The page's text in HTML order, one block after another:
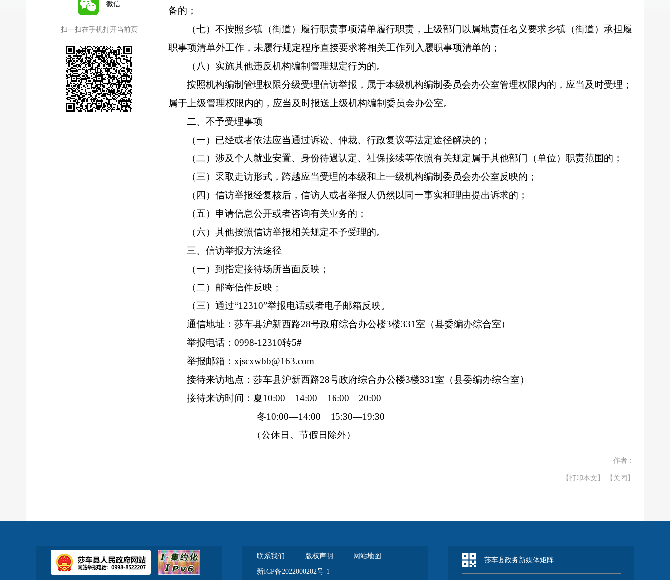
微信
扫一扫在手机打开当前页
备的；
（七）不按照 乡镇（街道）履行职责事项清单履行职责，上级部门以属地责任名义要求乡镇（街道）承担履
职事项清单外工作，未履行规定程序直接要求将相关工作列入履职事项清单的；
（八）实施其他违反机构编制管理规定行为的。
按照机构编制管理权限分级受理信访举报，属于本级机构编制委员会办公室管理权限内的，应当及时受理；
属于上级管理权限内的，应当及时报送上级机构编制委员会办公室。
二、不予受理事项
（一）已经或者依法应当通过诉讼、仲裁、行政复议等法定途径解决的；
（二）涉及个人就业安置、身份待遇认定、社保接续等依照有关规定属于其他部门（单位）职责范围的；
（三）采取走访形式，跨越应当受理的本级和上一级机构编制委员会办公室反映的；
（四）信访举报经复核后，信访人或者举报人仍然以同一事实和理由提出诉求的；
（五）申请信息公开或者咨询有关业务的；
（六）其他按照信访举报相关规定不予受理的。
三、信访举报方法途径
（一）到指定接待场所当面反映；
（二）邮寄信件反映；
（三）通过“12310”举报电话或者电子邮箱反映。
通信地址：莎车县沪新西路28号政府综合办公楼3楼331室（县委编办综合室）
举报电话：0998-12310转5#
举报邮箱：xjscxwbb@163.com
接待来访地点：莎车县沪新西路28号政府综合办公楼3楼331室（县委编办综合室）
接待来访时间：夏10:00—14:00 16:00—20:00
冬10:00—14:00 15:30—19:30
（公休日、节假日除外）
作者：
【打印本文】 【关闭】
联系我们 版权声明 网站地图
新ICP备2022000202号-1
莎车县政务新媒体矩阵